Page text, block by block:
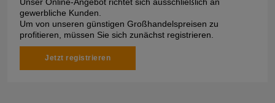
gewerbliche Kunden.
Um von unseren günstigen Großhandelspreisen zu
profitieren, müssen Sie sich zunächst registrieren.
Jetzt registrieren